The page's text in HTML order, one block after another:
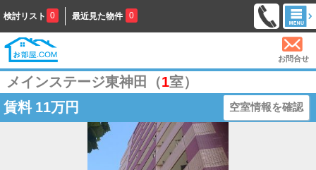
検討リスト 0 最近見た物件 0
お問合せ
メインステージ東神田（1室）
賃料 11万円 空室情報を確認